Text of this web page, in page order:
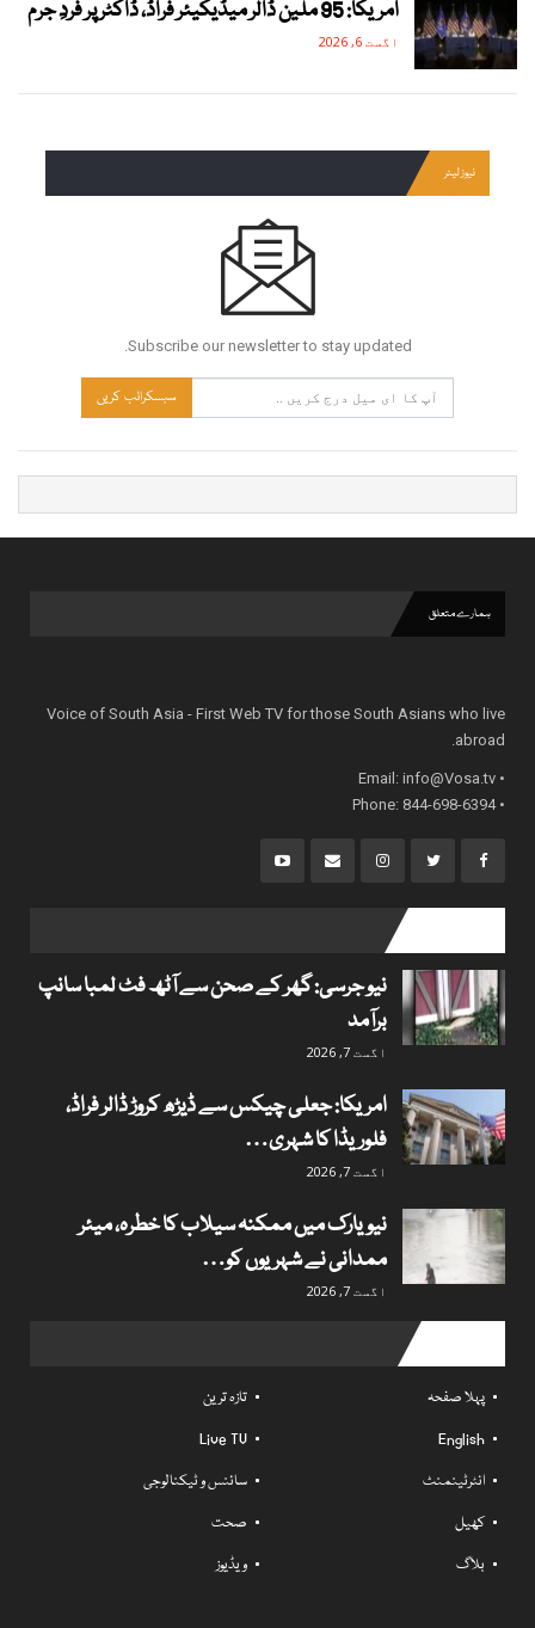
امریکا: 95 ملین ڈالر میڈیکیئر فراڈ، ڈاکٹر پر فردِ جرم
اگست 6, 2026
نیوز لیٹر
Subscribe our newsletter to stay updated.
سبسکرائب کریں
ہمارے متعلق
Voice of South Asia - First Web TV for those South Asians who live
abroad.
• Email:
info@Vosa.tv
• Phone: 844-698-6394
نیو جرسی: گھر کے صحن سے آٹھ فٹ لمبا سانپ
برآمد
اگست 7, 2026
امریکا: جعلی چیکس سے ڈیڑھ کروڑ ڈالر فراڈ،
فلوریڈا کا شہری…
اگست 7, 2026
نیویارک میں ممکنہ سیلاب کا خطرہ، میئر
ممدانی نے شہریوں کو…
اگست 7, 2026
پہلا صفحہ
تازہ ترین
English
Live TV
انٹرٹینمنٹ
سائنس و ٹیکنالوجی
کھیل
صحت
بلاگ
ویڈیوز